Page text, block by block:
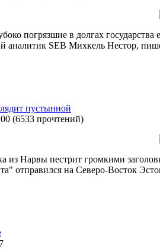
погрязшие в долгах
аналитик SEB Михкель Нестор,
пустынной
(6533 прочтений)
из Нарвы пестрит громкими
отправился на Северо-Восток